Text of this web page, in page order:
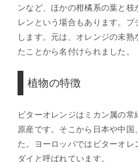
ンなど、ほかの柑橘系の葉と
レンという場合もあります。
します。元は、オレンジの未
たことから名付けられました。
植物の特徴
ビターオレンジはミカン属の
原産です。そこから日本や中
た。ヨーロッパではビターオ
ダイと呼ばれています。